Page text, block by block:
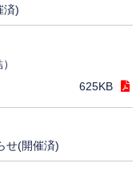
済)
625KB
せ(開催済)